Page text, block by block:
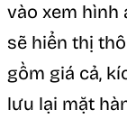
vào xem hình
sẽ hiển thị
gồm giá cả,
lưu lại mặt